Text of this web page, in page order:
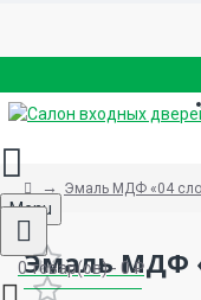
Menu
0 товар(ов) - 0 ₽
Эмаль МДФ «04
Эмаль МДФ